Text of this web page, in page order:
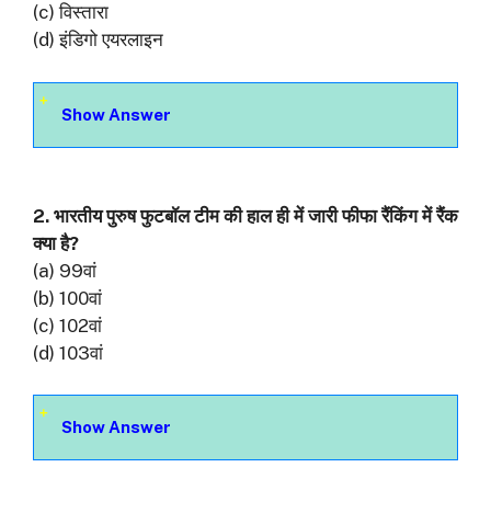
(c) विस्तारा
(d) इंडिगो एयरलाइन
Show Answer
2. भारतीय पुरुष फुटबॉल टीम की हाल ही में जारी फीफा रैंकिंग में रैंक
क्या है?
(a) 99वां
(b) 100वां
(c) 102वां
(d) 103वां
Show Answer